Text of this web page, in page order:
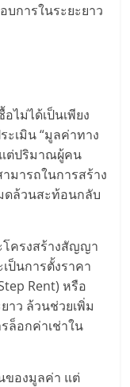
บการในระยะยาว
ไม่ได้เป็นเพียง
ะเมิน “มูลค่าทาง
แต่ปริมาณผู้คน
มารถในการสร้าง
ดล้วนสะท้อนกลับ
โครงสร้างสัญญา
ป็นการตั้งราคา
Rent) หรือ
าว ล้วนช่วยเพิ่ม
ล็อกค่าเช่าใน
ของมูลค่า แต่